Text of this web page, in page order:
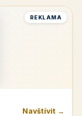
REKLAMA
Navštívit →